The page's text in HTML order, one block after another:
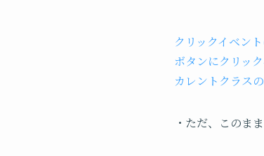
クリックイベン
ボタンにクリッ
カレントクラス
・ただ、このま